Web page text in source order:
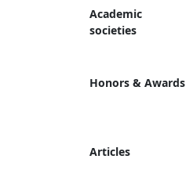
Academic
societies
Honors & Awards
Articles